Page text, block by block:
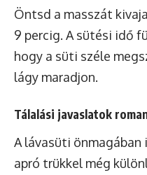
Öntsd a masszát
9 percig. A sütési idő
hogy a süti széle
lágy maradjon.
Tálalási javaslatok
A lávasüti önmagában
apró trükkel még